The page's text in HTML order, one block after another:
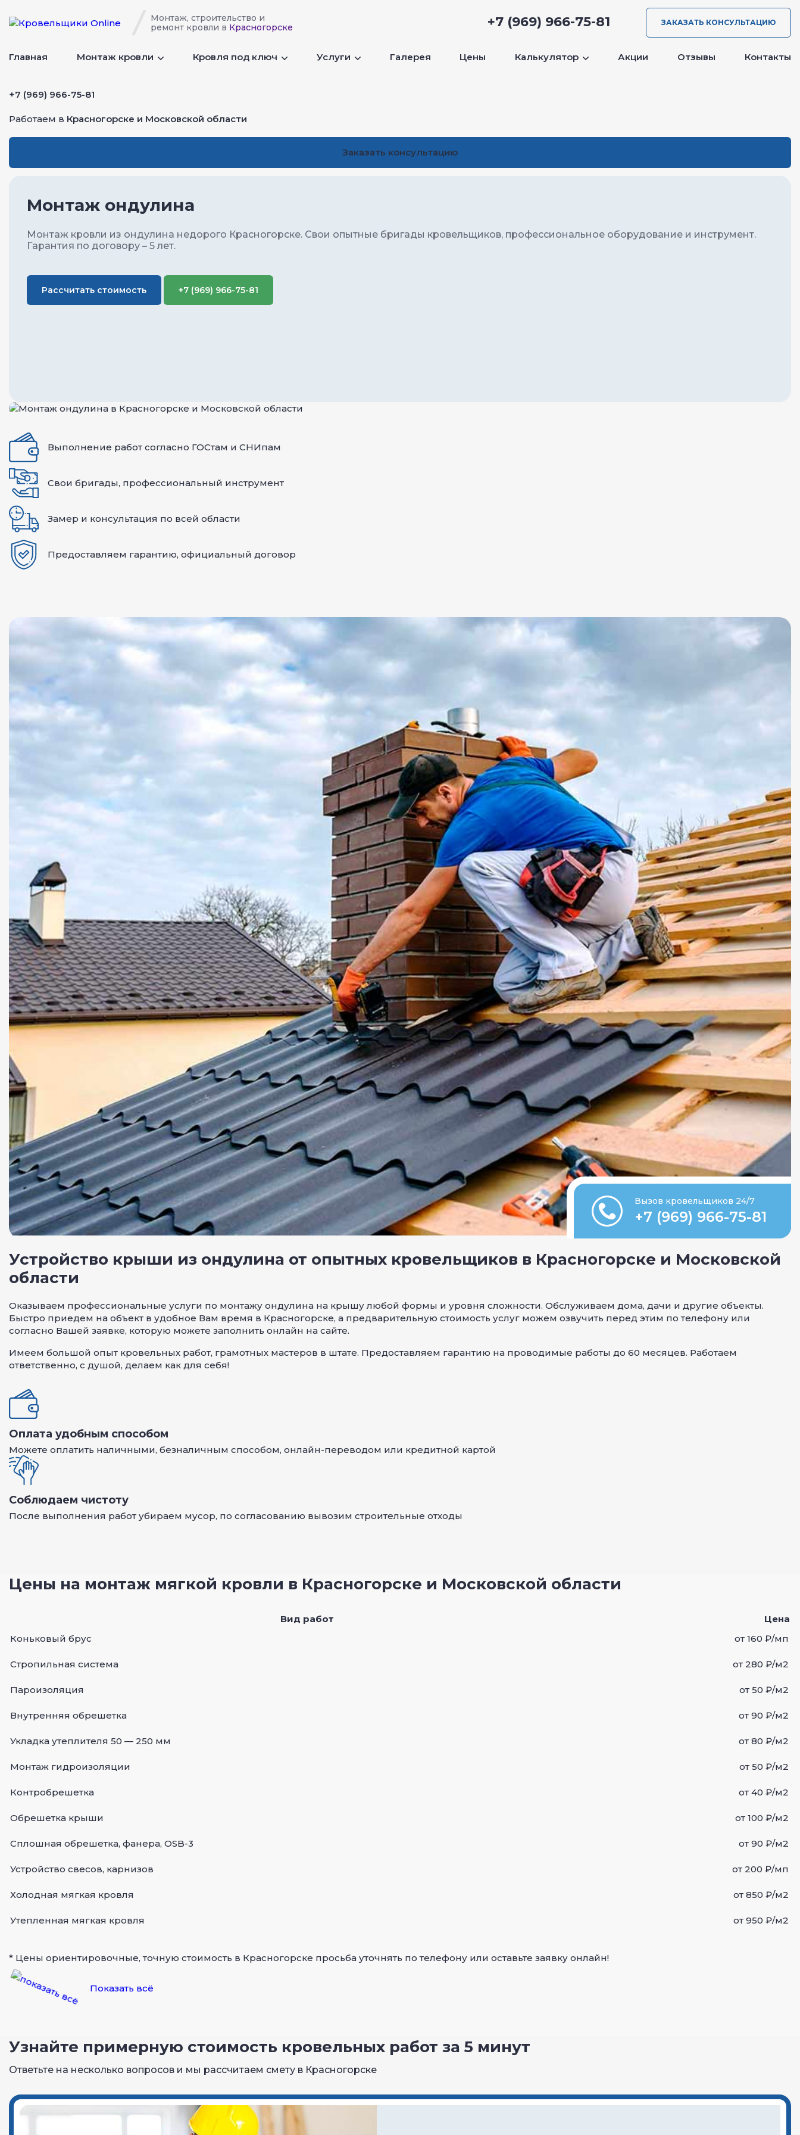
Монтаж, строительство и
ремонт кровли в Красногорске +7 (969) 966-75-81 ЗАКАЗАТЬ КОНСУЛЬТАЦИЮ
Главная Монтаж кровли Кровля под ключ Услуги Галерея Цены Калькулятор Акции Отзывы Контакты
+7 (969) 966-75-81
Работаем в Красногорске и Московской области
Заказать консультацию
Монтаж ондулина
Монтаж кровли из ондулина недорого Красногорске. Свои опытные бригады кровельщиков, профессиональное оборудование и инструмент.
Гарантия по договору – 5 лет.
Рассчитать стоимость +7 (969) 966-75-81
Выполнение работ согласно ГОСтам и СНИпам
Свои бригады, профессиональный инструмент
Замер и консультация по всей области
Предоставляем гарантию, официальный договор
Вызов кровельщиков 24/7
+7 (969) 966-75-81
Устройство крыши из ондулина от опытных кровельщиков в Красногорске и Московской
области
Оказываем профессиональные услуги по монтажу ондулина на крышу любой формы и уровня сложности. Обслуживаем дома, дачи и другие объекты.
Быстро приедем на объект в удобное Вам время в Красногорске, а предварительную стоимость услуг можем озвучить перед этим по телефону или
согласно Вашей заявке, которую можете заполнить онлайн на сайте.
Имеем большой опыт кровельных работ, грамотных мастеров в штате. Предоставляем гарантию на проводимые работы до 60 месяцев. Работаем
ответственно, с душой, делаем как для себя!
Оплата удобным способом
Можете оплатить наличными, безналичным способом, онлайн-переводом или кредитной картой
Соблюдаем чистоту
После выполнения работ убираем мусор, по согласованию вывозим строительные отходы
Цены на монтаж мягкой кровли в Красногорске и Московской области
Вид работ
Цена
Коньковый брус
от 160 ₽/мп
Стропильная система от 280 ₽/м2
Пароизоляция от 50 ₽/м2
Внутренняя обрешетка от 90 ₽/м2
Укладка утеплителя 50 — 250 мм от 80 ₽/м2
Монтаж гидроизоляции от 50 ₽/м2
Контробрешетка от 40 ₽/м2
Обрешетка крыши от 100 ₽/м2
Сплошная обрешетка, фанера, OSB-3 от 90 ₽/м2
Устройство свесов, карнизов от 200 ₽/мп
Холодная мягкая кровля от 850 ₽/м2
Утепленная мягкая кровля от 950 ₽/м2
* Цены ориентировочные, точную стоимость в Красногорске просьба уточнять по телефону или оставьте заявку онлайн!
Показать всё
Узнайте примерную стоимость кровельных работ за 5 минут
Ответьте на несколько вопросов и мы рассчитаем смету в Красногорске